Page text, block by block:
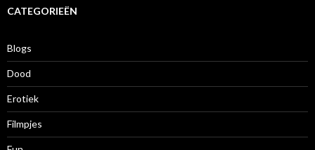
iCATEGORIEËN
Blogs
Dood
Erotiek
Filmpjes